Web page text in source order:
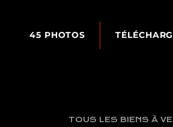
45 PHOTOS
TOUS LES BIENS À